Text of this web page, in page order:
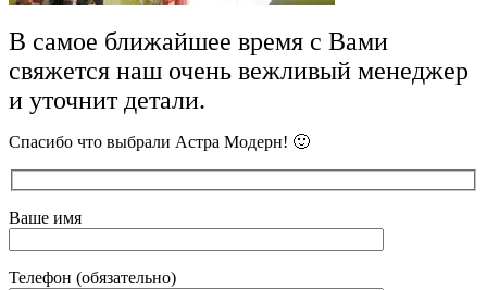
В самое ближайшее время с Вами
свяжется наш очень вежливый менеджер
и уточнит детали.
Спасибо что выбрали Астра Модерн! 🙂
Ваше имя
Телефон (обязательно)